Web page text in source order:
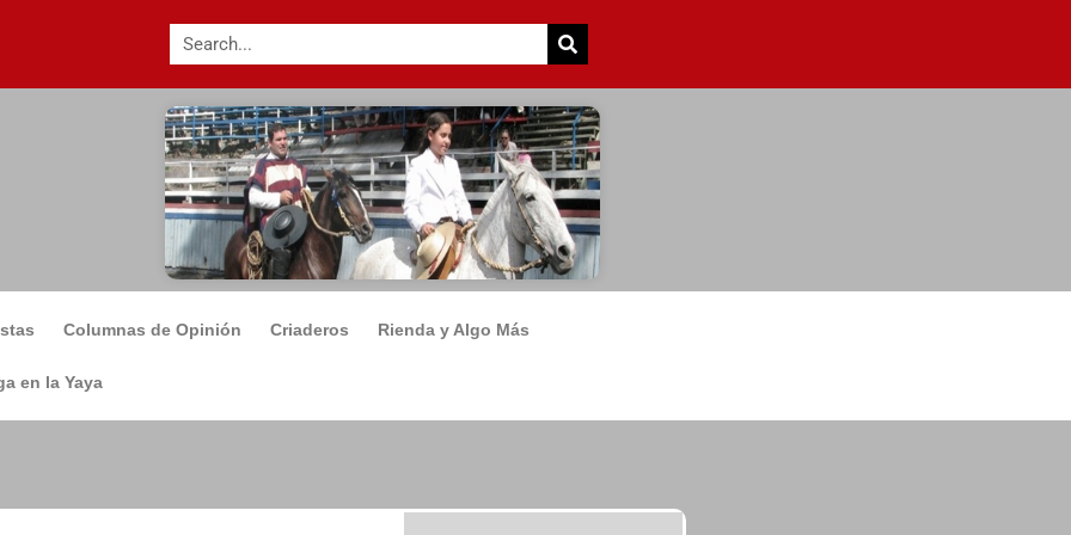
Search
Columnas de Opinión Criaderos Rienda y Algo Más
en la Yaya